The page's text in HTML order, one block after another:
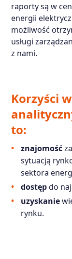
raporty są w
energii
możliwość
usługi
z nami.
Korzyści
to:
znajomość
sytuacją
sektora
dostępdo
uzyskanie
rynku.